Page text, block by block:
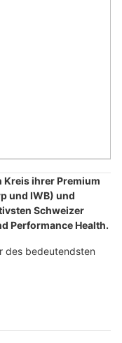
Kreis ihrer Premium
und IWB) und
Schweizer
Performance Health.
des bedeutendsten